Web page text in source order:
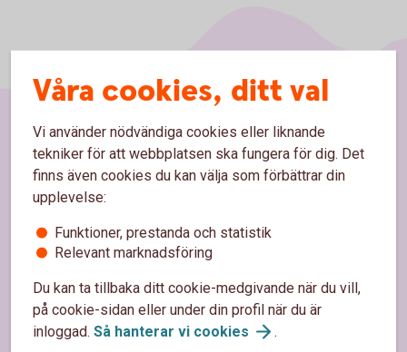
Våra cookies, ditt val
Vi använder nödvändiga cookies eller liknande
tekniker för att webbplatsen ska fungera för dig. Det
finns även cookies du kan välja som förbättrar din
upplevelse:
Funktioner, prestanda och statistik
Relevant marknadsföring
Du kan ta tillbaka ditt cookie-medgivande när du vill,
på cookie-sidan eller under din profil när du är
inloggad. Så hanterar vi cookies .
Sidfot
Hitta snabbt
Bli kund
Kontakta oss
Spärrhjälp
Priser, räntor och kurser